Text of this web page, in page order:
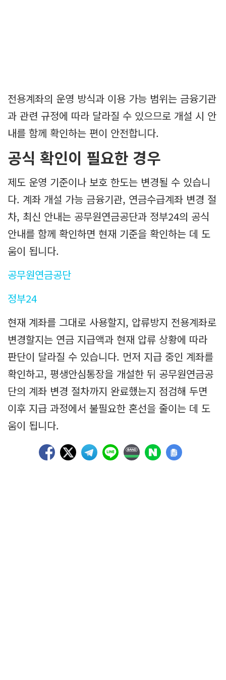
전용계좌의 운영 방식과 이용 가능 범위는 금융기관
과 관련 규정에 따라 달라질 수 있으므로 개설 시 안
내를 함께 확인하는 편이 안전합니다.
공식 확인이 필요한 경우
제도 운영 기준이나 보호 한도는 변경될 수 있습니
다. 계좌 개설 가능 금융기관, 연금수급계좌 변경 절
차, 최신 안내는 공무원연금공단과 정부24의 공식
안내를 함께 확인하면 현재 기준을 확인하는 데 도
움이 됩니다.
공무원연금공단
정부24
현재 계좌를 그대로 사용할지, 압류방지 전용계좌로
변경할지는 연금 지급액과 현재 압류 상황에 따라
판단이 달라질 수 있습니다. 먼저 지급 중인 계좌를
확인하고, 평생안심통장을 개설한 뒤 공무원연금공
단의 계좌 변경 절차까지 완료했는지 점검해 두면
이후 지급 과정에서 불필요한 혼선을 줄이는 데 도
움이 됩니다.